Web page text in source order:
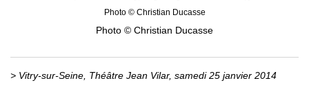
Photo © Christian Ducasse
Photo © Christian Ducasse
> Vitry-sur-Seine, Théâtre Jean Vilar, samedi 25 janvier 2014